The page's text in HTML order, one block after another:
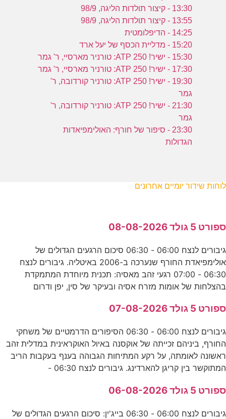
13:30 - קיצור תולדות הליגה, 98/9
13:55 - קיצור תולדות הליגה, 98/9
14:25 - הדיפלומטית
15:20 - מדליית הכסף של יעל ארד
15:30 - ישיר! ATP 250: טורניר מארסיי, ר' גמר
17:30 - ישיר! ATP 250: טורניר מארסיי, ר' גמר
19:30 - ישיר! ATP 250: טורניר קורדובה, ר'
גמר
21:30 - ישיר! ATP 250: טורניר קורדובה, ר'
גמר
23:30 - סיפור של חורף: האולימפיאדות
הגדולות
לוחות שידור יומיים אחרונים
ספורט 5 גולד 08-08-2026
גיבורים לנצח 06:00 - 06:30 סיכום הרגעים הגדולים של
אולימפיאדת החורף שנערכה ב-2006 באיטליה. גיבורים לנצח
06:30 - 07:00 רגעי זהב מאסיה: תכנית מיוחדת המתמקדת
בהצלחות של אומות מזרח אסיה ובעיקר של סין, יפן ודרום
ספורט 5 גולד 07-08-2026
גיבורים לנצח 06:00 - 06:30 הסיפורים הדרמטיים של משחקי
החורף, ביניהם זכייתה של אוקסנה באיול האוקראינית במדלית זהב
ראשונה לאומתה, על רקע המתיחות הגבוהה בענף בעקבות הריב
המתוקשר בין קריגן להארדינג. גיבורים לנצח 06:30 -
ספורט 5 גולד 06-08-2026
גיבורים לנצח 06:00 - 06:30 בייג'ין: סיכום הרגעים הגדולים של